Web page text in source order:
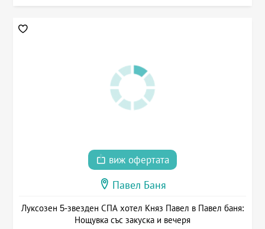
виж офертата
Павел Баня
Луксозен 5-звезден СПА хотел Княз Павел в Павел баня:
Нощувка със закуска и вечеря